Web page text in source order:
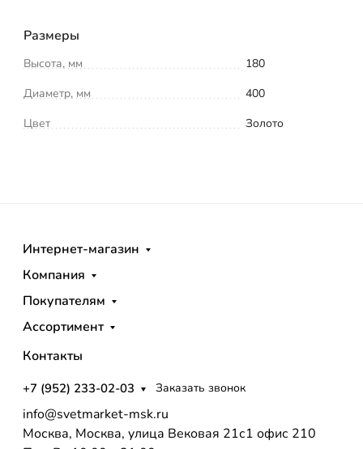
Размеры
Высота, мм
180
Диаметр, мм
400
Цвет
Золото
Интернет-магазин
Компания
Покупателям
Ассортимент
Контакты
+7 (952) 233-02-03 Заказать звонок
info@svetmarket-msk.ru
Москва, Москва, улица Вековая 21с1 офис 210